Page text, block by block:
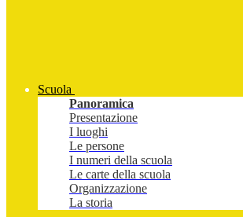
Scuola
Panoramica
Presentazione
I luoghi
Le persone
I numeri della scuola
Le carte della scuola
Organizzazione
La storia